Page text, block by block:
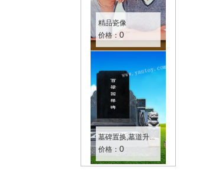
精品瓷像
价格： 0
墓碑置换,墓道升...
价格： 0